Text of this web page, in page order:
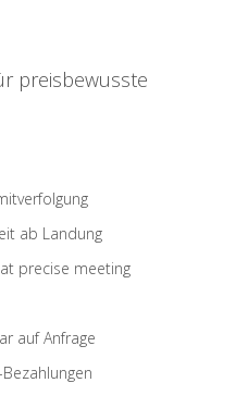
preisbewusste
ab Landung
precise meeting
auf Anfrage